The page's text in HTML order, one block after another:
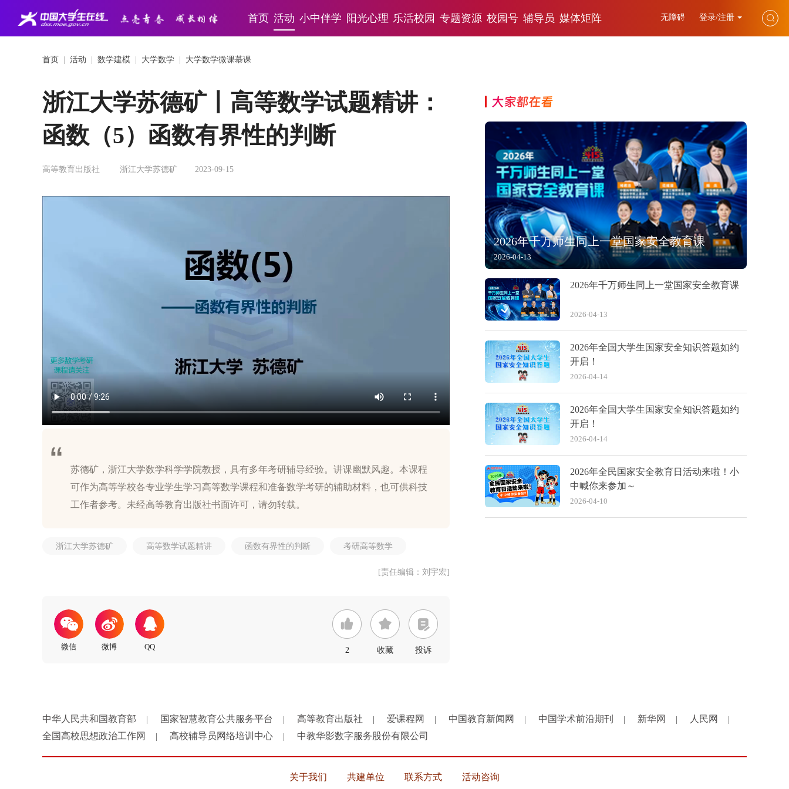
首页 活动 小中伴学 阳光心理 乐活校园 专题资源 校园号 辅导员 媒体矩阵 无障碍 登录/注册
首页 活动 数学建模 大学数学 大学数学微课慕课
浙江大学苏德矿丨高等数学试题精讲：
函数（5）函数有界性的判断
高等教育出版社 浙江大学苏德矿 2023-09-15
苏德矿，浙江大学数学科学学院教授，具有多年考研辅导经验。讲课幽默风趣。本课程
可作为高等学校各专业学生学习高等数学课程和准备数学考研的辅助材料，也可供科技
浙江大学苏德矿 高等数学试题精讲 函数有界性的判断 考研高等数学
[责任编辑：刘宇宏]
2 收藏 投诉
大家都在看
2026年千万师生同上一堂国家安全教育课
2026-04-13
2026年千万师生同上一堂国家安全教育课
2026-04-13
2026年全国大学生国家安全知识答题如约
开启！
2026-04-14
2026年全国大学生国家安全知识答题如约
开启！
2026-04-14
2026年全民国家安全教育日活动来啦！小
中喊你来参加～
2026-04-10
中华人民共和国教育部 国家智慧教育公共服务平台 高等教育出版社 爱课程网 中国教育新闻网 中国学术前沿期刊 新华网 人民网
全国高校思想政治工作网 高校辅导员网络培训中心 中教华影数字服务股份有限公司
关于我们 共建单位 联系方式 活动咨询